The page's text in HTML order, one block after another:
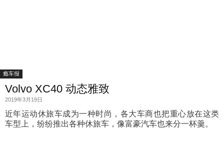
瘾车报
Volvo XC40 动态雅致
2019年3月19日
近年运动休旅车成为一种时尚，各大车商也把重心放在这类
车型上，纷纷推出各种休旅车，像富豪汽车也来分一杯羹。